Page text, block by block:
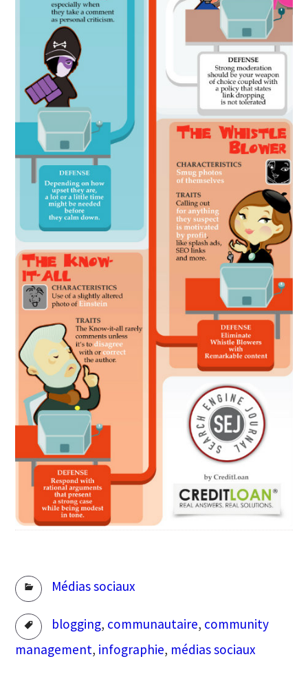
RubriquesMédias sociaux
Tags blogging, communautaire, community
management, infographie, médias sociaux